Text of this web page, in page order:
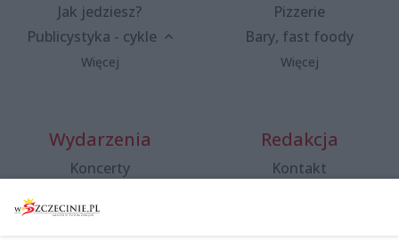
Jak jedziesz?
Publicystyka - cykle
Więcej
Pizzerie
Bary, fast foody
Więcej
Wydarzenia
Koncerty
Spacery i oprowadzania
Redakcja
Kontakt